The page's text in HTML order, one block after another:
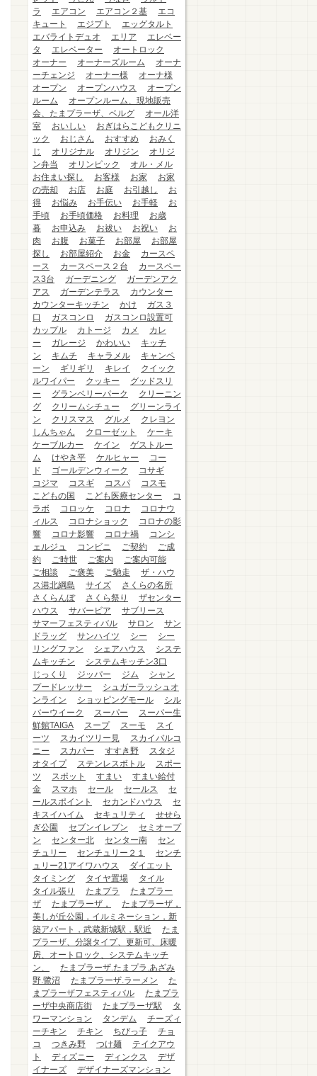
ラ
エアコン エアコン２基
エコ
キュート
エジプト
エッグタルト
エバライトデュオ
エリア
エレベー
タ
エレベーター
オートロック
オーナー
オーナーズルーム
オーナ
ーチェンジ
オーナー様
オーナ様
オープン
オープンハウス
オープン
ルーム
オープンルーム、現地販売
会、たまプラーザ、ベルグ
オール洋
室
おいしい
おぎはらこどもクリニ
ック
おじさん おすすめ
おみく
じ
オリジナル オリジン
オリジ
ン弁当
オリンピック
オル・メル
お住まい探し
お客様 お家
お家
の売却
お店 お庭 お引越し
お
得
お悩み お手伝い お手軽
お
手頃
お手頃価格 お料理
お歳
暮
お申込み お祓い お祝い
お
肉
お腹 お菓子 お部屋
お部屋
探し
お部屋紹介 お金
カースペ
ース
カースペース２台
カースペー
ス3台
ガーデニング
ガーデンアク
アス
ガーデンテラス
カウンター
カウンターキッチン
かけ
ガス３
口
ガスコンロ
ガスコンロ設置可
カップル
カトージ カメ
カレ
ー
ガレージ かわいい
キッチ
ン
キムチ キャラメル
キャンペ
ーン
ギリギリ キレイ
クイック
ルワイパー
クッキー
グッドスリ
ー
グランベリーパーク
クリーニン
グ
クリームシチュー
グリーンライ
ン
クリスマス グルメ
クレヨン
しんちゃん
クローゼット
ケーキ
ケーブルカー
ケイン
ゲストルー
ム
けやき平 ケルヒャー
コー
ド
ゴールデンウィーク
コサギ
コジマ
コスギ コスパ
コスモ
こどもの国
こども医療センター
コ
ラボ
コロッケ コロナ
コロナウ
ィルス
コロナショック
コロナの影
響
コロナ影響 コロナ禍
コンシ
ェルジュ
コンビニ ご契約
ご成
約
ご時世 ご案内
ご案内可能
ご相談
ご褒美 ご馳走
ザ・ハウ
ス港北綱島
サイズ
さくらの名所
さくらんぼ
さくら祭り
ザセンター
ハウス
サバービア
サブリース
サマーフェスティバル
サロン
サン
ドラッグ
サンハイツ シー
シー
リングファン
シェアハウス
システ
ムキッチン
システムキッチン3口
じっくり
ジッパー ジム
シャン
プードレッサー
シュガーラッシュオ
ンライン
ショッピングモール
シル
バーウイーク
スーパー
スーパー生
鮮館TAIGA
スープ スーモ
スイ
ーツ
スカイツリー見
スカイバルコ
ニー
スカパー すすき野
スタジ
オタイプ
ステンレスボトル
スポー
ツ
スポット すまい
すまい給付
金
スマホ セール セールス
セ
ールスポイント
セカンドハウス
セ
キスイハイム
セキュリティ
せせら
ぎ公園
セブンイレブン
セミオープ
ン
センター北 センター南
セン
チュリー
センチュリー２１
センチ
ュリー21アイワハウス
ダイエット
タイミング
タイヤ置場
タイル
タイル張り
たまプラ
たまプラー
ザ
たまプラーザ，
たまプラーザ，
美しが丘公園，イルミネーション，新
築アパート，武蔵新城駅，駅近
たま
プラーザ、分譲タイプ、更新可、床暖
房、オートロック、システムキッチ
ン、
たまプラーザ.たまプラ.あざみ
野.鷺沼
たまプラーザ.ラーメン
た
まプラーザフェスティバル
たまプラ
ーザ中央商店街
たまプラーザ駅
タ
ワーマンション
タンデム
チーズィ
ーチキン
チキン ちびっ子
チョ
コ
つきみ野 つけ麺
テイクアウ
ト
ディズニー ディンクス
デザ
イナーズ
デザイナーズマンション